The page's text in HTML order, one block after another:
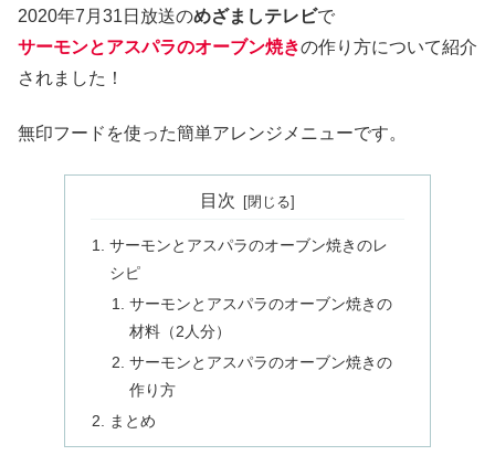
2020年7月31日放送のめざましテレビで
サーモンとアスパラのオーブン焼きの作り方について紹介
されました！
無印フードを使った簡単アレンジメニューです。
目次
サーモンとアスパラのオーブン焼きのレ
シピ
サーモンとアスパラのオーブン焼きの
材料（2人分）
サーモンとアスパラのオーブン焼きの
作り方
まとめ